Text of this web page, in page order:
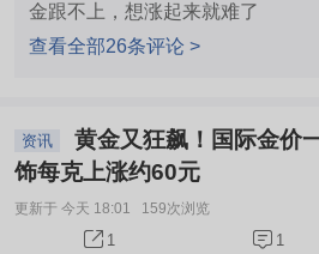
金跟不上，想涨起来就难了
查看全部26条评论 >
资讯
黄金又狂飙！国际金价一夜暴涨4%，国内金
饰每克上涨约60元
更新于 今天 18:01 159次浏览
1 1